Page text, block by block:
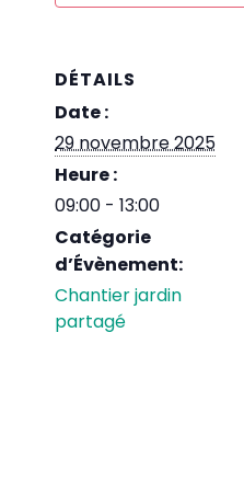
DÉTAILS
Date :
29 novembre 2025
Heure :
09:00 - 13:00
Catégorie
d’Évènement:
Chantier jardin
partagé